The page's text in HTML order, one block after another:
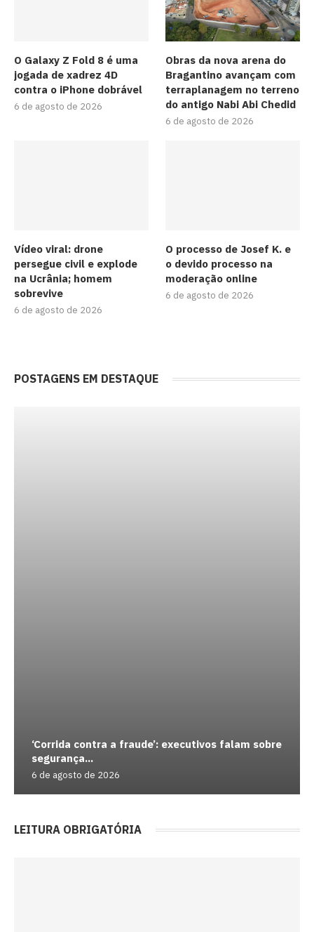
O Galaxy Z Fold 8 é uma
jogada de xadrez 4D
contra o iPhone dobrável
6 de agosto de 2026
Obras da nova arena do
Bragantino avançam com
terraplanagem no terreno
do antigo Nabi Abi Chedid
6 de agosto de 2026
Vídeo viral: drone
persegue civil e explode
na Ucrânia; homem
sobrevive
6 de agosto de 2026
O processo de Josef K. e
o devido processo na
moderação online
6 de agosto de 2026
POSTAGENS EM DESTAQUE
‘Corrida contra a fraude’: executivos falam sobre
segurança...
6 de agosto de 2026
LEITURA OBRIGATÓRIA